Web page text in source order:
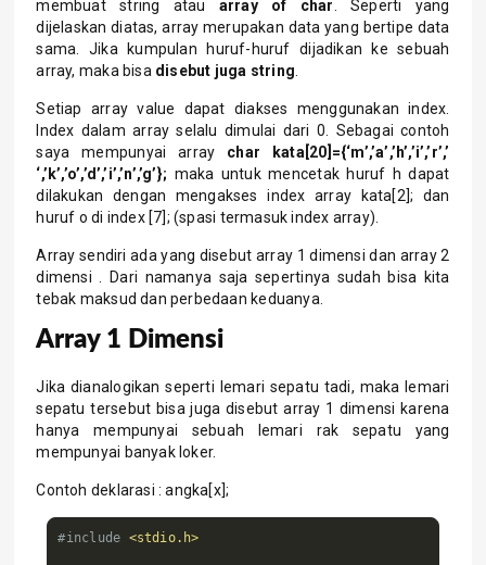
membuat string atau array of char. Seperti yang
dijelaskan diatas, array merupakan data yang bertipe data
sama. Jika kumpulan huruf-huruf dijadikan ke sebuah
array, maka bisa disebut juga string.
Setiap array value dapat diakses menggunakan index.
Index dalam array selalu dimulai dari 0. Sebagai contoh
saya mempunyai array char
kata[20]={‘m’,’a’,’h’,’i’,’r’,’
‘,’k’,’o’,’d’,’i’,’n’,’g’}; maka untuk mencetak huruf h dapat
dilakukan dengan mengakses index array kata[2]; dan
huruf o di index [7]; (spasi termasuk index array).
Array sendiri ada yang disebut array 1 dimensi dan array 2
dimensi . Dari namanya saja sepertinya sudah bisa kita
tebak maksud dan perbedaan keduanya.
Array 1 Dimensi
Jika dianalogikan seperti lemari sepatu tadi, maka lemari
sepatu tersebut bisa juga disebut array 1 dimensi karena
hanya mempunyai sebuah lemari rak sepatu yang
mempunyai banyak loker.
Contoh deklarasi : angka[x];
#include <stdio.h>